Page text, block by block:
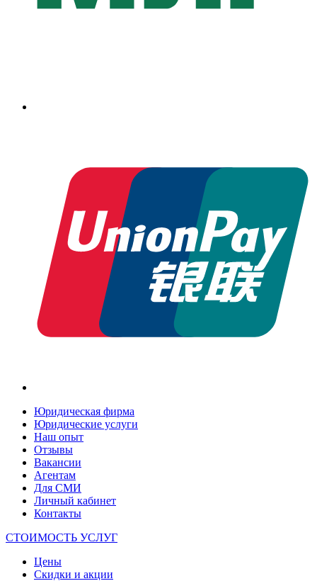
Юридическая фирма
Юридические услуги
Наш опыт
Отзывы
Вакансии
Агентам
Для СМИ
Личный кабинет
Контакты
СТОИМОСТЬ УСЛУГ
Цены
Скидки и акции